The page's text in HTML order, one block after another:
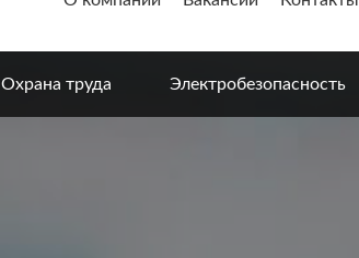
Охрана труда Электробезопасность